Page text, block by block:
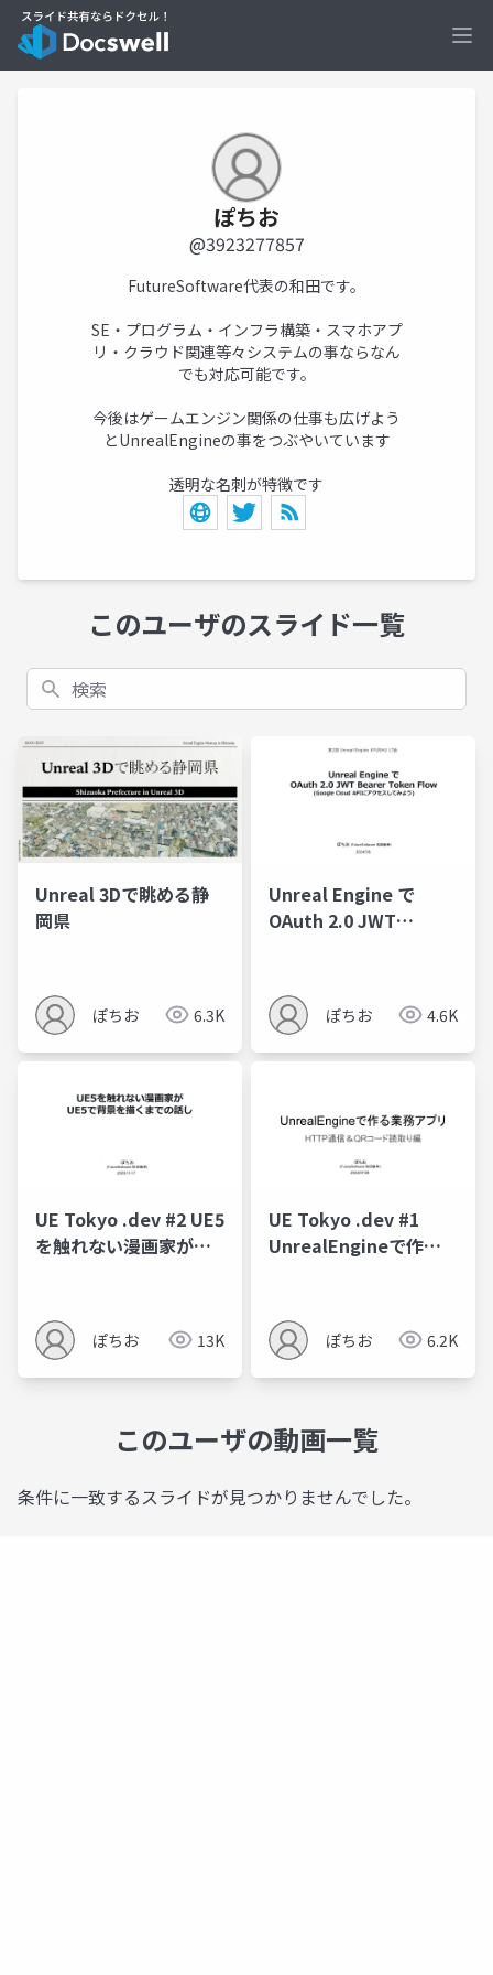
ぽちお
@3923277857
FutureSoftware代表の和田です。
SE・プログラム・インフラ構築・スマホアプ
リ・クラウド関連等々システムの事ならなん
でも対応可能です。
今後はゲームエンジン関係の仕事も広げよう
とUnrealEngineの事をつぶやいています
透明な名刺が特徴です
このユーザのスライド一覧
検索
Unreal 3Dで眺める静
岡県
ぽちお 6.3K
Unreal Engine で
OAuth 2.0 JWT
アクセスしてみよう)
ぽちお 4.6K
UE Tokyo .dev #2 UE5
を触れない漫画家が
ぽちお 13K
UE Tokyo .dev #1
UnrealEngineで作る
ぽちお 6.2K
このユーザの動画一覧
条件に一致するスライドが見つかりませんでした。